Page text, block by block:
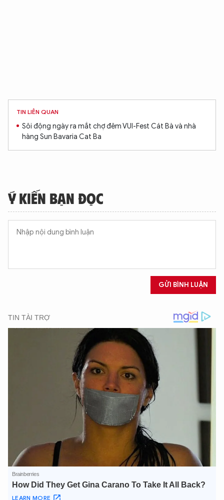
TIN LIÊN QUAN
Sôi động ngày ra mắt chợ đêm VUI-Fest Cát Bà và nhà
hàng Sun Bavaria Cat Ba
Ý KIẾN BẠN ĐỌC
GỬI BÌNH LUẬN